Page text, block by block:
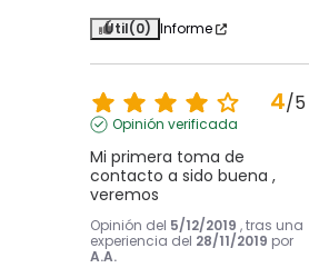
Útil(0) Informe
4/5
Opinión verificada
Mi primera toma de
contacto a sido buena ,
veremos
Opinión del 5/12/2019 , tras una
experiencia del 28/11/2019 por
A.A.